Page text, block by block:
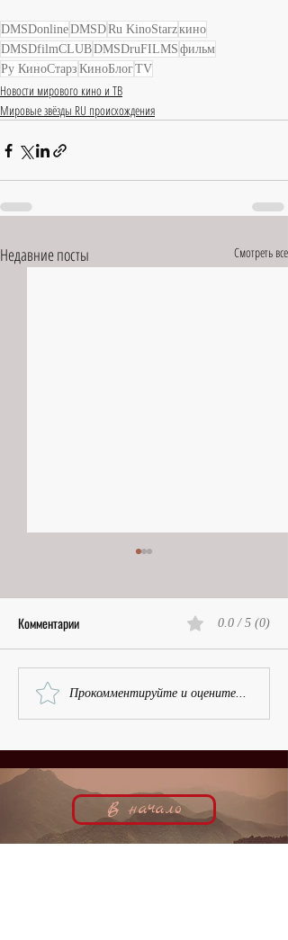
DMSDonlineDMSDRu KinoStarzкино
DMSDfilmCLUBDMSDruFILMS фильм
Ру КиноСтарз КиноБлогTV
Новости мирового кино и ТВ
Мировые звёзды RU происхождения
Недавние посты Смотреть все
Первая в Лондоне | Вера
Чарова, кинобиография
Комментарии 0.0 / 5 (0)
Прокомментируйте и оцените...
В начало